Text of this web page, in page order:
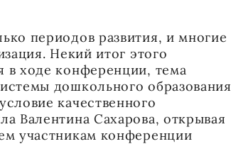
периодов развития, и многие
Некий итог этого
в ходе конференции, тема
дошкольного образования
качественного
Валентина Сахарова, открывая
участникам конференции